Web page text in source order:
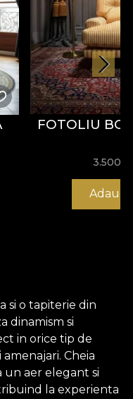
FOTOLIU
si o tapiterie din
dinamism si
in orice tip de
Cheia
un aer elegant si
la experienta